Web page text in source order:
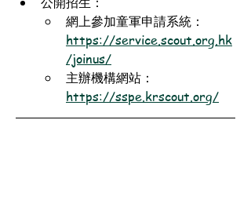
網上參加童軍申請系統：
https://service.scout.org.hk
/joinus/
主辦機構網站：
https://sspe.krscout.org/